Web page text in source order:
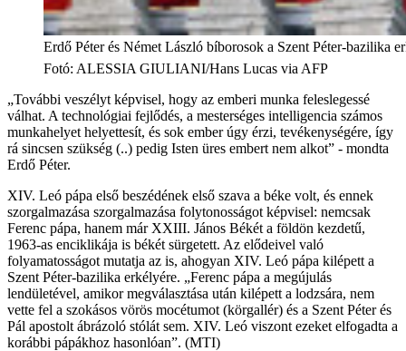
Erdő Péter és Német László bíborosok a Szent Péter-bazilika
Fotó: ALESSIA GIULIANI/Hans Lucas via AFP
„További veszélyt képvisel, hogy az emberi munka feleslegessé
válhat. A technológiai fejlődés, a mesterséges intelligencia számos
munkahelyet helyettesít, és sok ember úgy érzi, tevékenységére, így
rá sincsen szükség (..) pedig Isten üres embert nem alkot” - mondta
Erdő Péter.
XIV. Leó pápa első beszédének első szava a béke volt, és ennek
szorgalmazása szorgalmazása folytonosságot képvisel: nemcsak
Ferenc pápa, hanem már XXIII. János Békét a földön kezdetű,
1963-as enciklikája is békét sürgetett. Az elődeivel való
folyamatosságot mutatja az is, ahogyan XIV. Leó pápa kilépett a
Szent Péter-bazilika erkélyére. „Ferenc pápa a megújulás
lendületével, amikor megválasztása után kilépett a lodzsára, nem
vette fel a szokásos vörös mocétumot (körgallér) és a Szent Péter és
Pál apostolt ábrázoló stólát sem. XIV. Leó viszont ezeket elfogadta a
korábbi pápákhoz hasonlóan”. (MTI)